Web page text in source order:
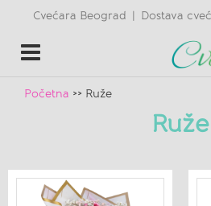
Cvećara Beograd Dostava
Toggle
navigation
Početna >> Ruže
Ruže